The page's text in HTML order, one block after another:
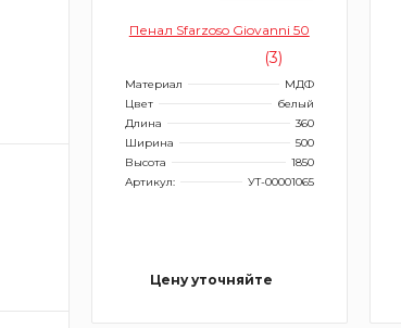
Пенал Sfarzoso Giovanni 50
(3)
Материал
МДФ
Цвет
белый
Длина
360
Ширина
500
Высота
1850
Артикул:
УТ-00001065
Цену уточняйте